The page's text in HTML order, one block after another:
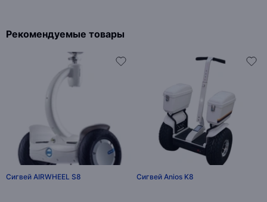
Рекомендуемые товары
Сигвей AIRWHEEL S8 Сигвей Anios K8